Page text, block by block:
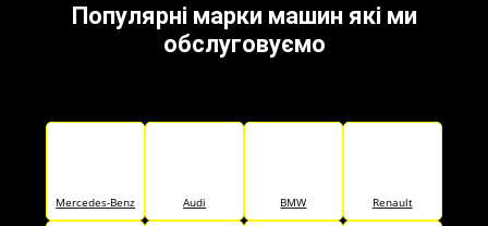
Популярні марки машин які ми
обслуговуємо
Mercedes-Benz Audi BMW Renault